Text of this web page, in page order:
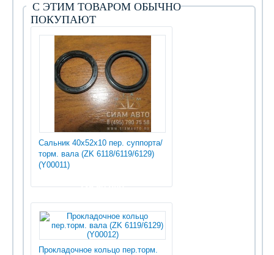
С ЭТИМ ТОВАРОМ ОБЫЧНО
ПОКУПАЮТ
Сальник 40x52x10 пер. суппорта/
торм. вала (ZK 6118/6119/6129)
(Y00011)
235.50 руб
Прокладочное кольцо пер.торм.